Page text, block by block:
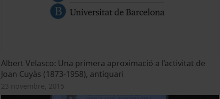
Albert Velasco: Una primera aproximació a l’activitat de
Joan Cuyàs (1873-1958), antiquari
23 novembre, 2015